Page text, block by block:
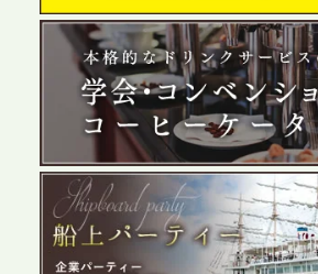
2026.5.29
プレスリリースのご案内｜ケータリ
テーブル、群馬前橋支社を設立。再
展開が進む前橋エリアの企業ニーズ
なサービスで各種イベント・懇親会
2026.5.27
プレスリリースのご案内｜ケータリ